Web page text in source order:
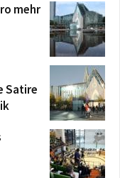
mehr
Satire